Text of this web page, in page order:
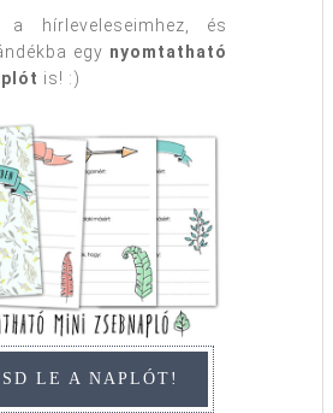
a hírleveleseimhez, és
egy nyomtatható
is! :)
LE A NAPLÓT!